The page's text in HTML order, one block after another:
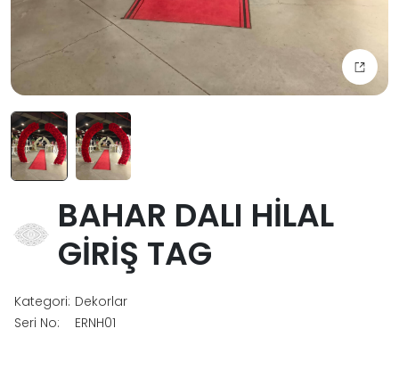
BAHAR DALI HİLAL
GİRİŞ TAG
Kategori: Dekorlar
Seri No:
ERNH01